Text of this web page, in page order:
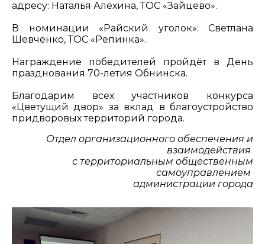
адресу: Наталья Алёхина, ТОС «Зайцево».
В номинации «Райский уголок»: Светлана
Шевченко, ТОС «Репинка».
Награждение победителей пройдёт в День
празднования 70-летия Обнинска.
Благодарим всех участников конкурса
«Цветущий двор» за вклад в благоустройство
придворовых территорий города.
Отдел организационного обеспечения и
взаимодействия
с территориальным общественным
самоуправлением
администрации города